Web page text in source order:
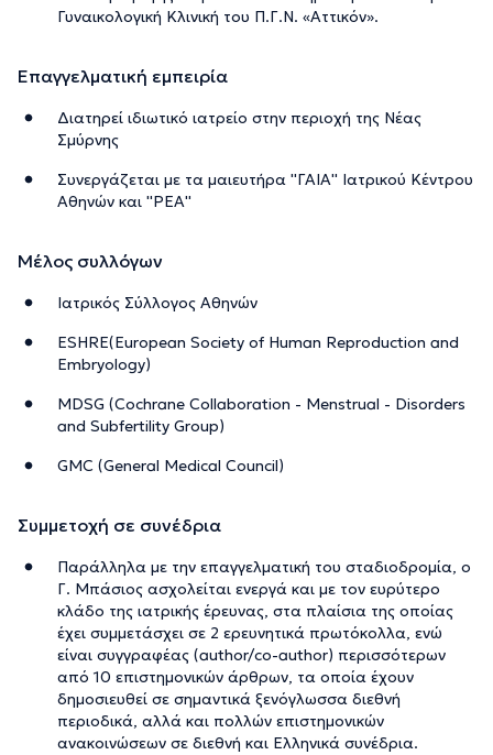
Γυναικολογική Κλινική του Π.Γ.Ν. «Αττικόν».
Επαγγελματική εμπειρία
Διατηρεί ιδιωτικό ιατρείο στην περιοχή της Νέας
Σμύρνης
Συνεργάζεται με τα μαιευτήρα ''ΓΑΙΑ'' Ιατρικού Κέντρου
Αθηνών και ''ΡΕΑ''
Μέλος συλλόγων
Ιατρικός Σύλλογος Αθηνών
ESHRE(European Society of Human Reproduction and
Embryology)
MDSG (Cochrane Collaboration - Menstrual - Disorders
and Subfertility Group)
GMC (General Medical Council)
Συμμετοχή σε συνέδρια
Παράλληλα με την επαγγελματική του σταδιοδρομία, ο
Γ. Μπάσιος ασχολείται ενεργά και με τον ευρύτερο
κλάδο της ιατρικής έρευνας, στα πλαίσια της οποίας
έχει συμμετάσχει σε 2 ερευνητικά πρωτόκολλα, ενώ
είναι συγγραφέας (author/co-author) περισσότερων
από 10 επιστημονικών άρθρων, τα οποία έχουν
δημοσιευθεί σε σημαντικά ξενόγλωσσα διεθνή
περιοδικά, αλλά και πολλών επιστημονικών
ανακοινώσεων σε διεθνή και Ελληνικά συνέδρια.